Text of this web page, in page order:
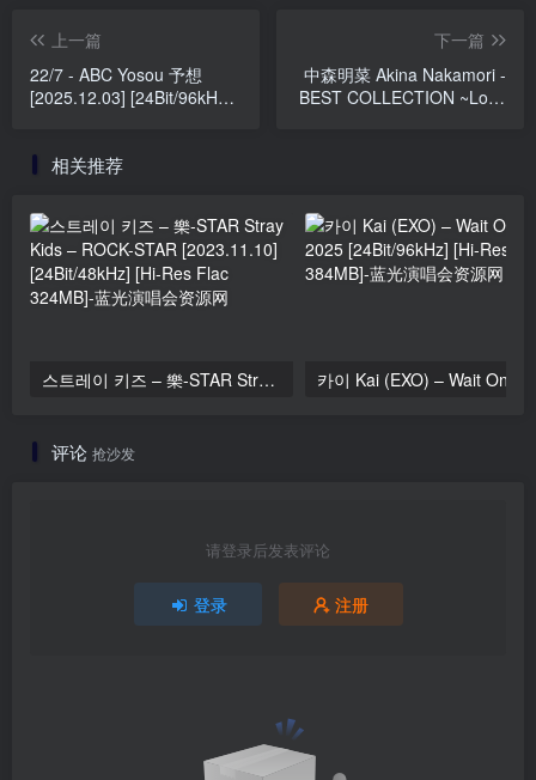
上一篇
22/7 - ABC Yosou 予想
[2025.12.03] [24Bit/96kHz]
下一篇
中森明菜 Akina Nakamori -
BEST COLLECTION ~Love
相关推荐
스트레이 키즈 – 樂-STAR Stray Kids – ROCK-STAR [2023.11.10] [24Bit/48kHz] [Hi-Res Flac 324MB]
评论 抢沙发
请登录后发表评论
登录 注册